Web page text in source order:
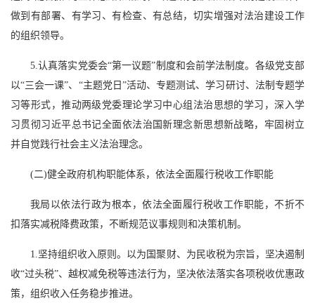
做到有部署、有学习、有检查、有总结，切实增强对法治建设工作
的组织领导。
5.认真落实党委会“第一议题”制度和会前学法制度。各级党支部
以“三会一课”、“主题党日”活动、专题测试、学习研讨、法制专题学
习等形式，推动两级党委理论学习中心组法治思想的学习，深入学
习贯彻习近平总书记全面依法治国新理念新思想新战略，牢固树立
并自觉践行社会主义法治理念。
(二)健全政府机构职能体系，依法全面履行税收工作职能
我局以依法行政为根本，依法全面履行税收工作职能，不折不
扣落实减税降费政策，不断规范议事规则和决策机制。
1.坚持组织收入原则。以为国聚财、为民收税为宗旨，坚决遏制
收“过头税”、越权减免税等违法行为，坚决依法落实各项税收优惠政
策，组织收入任务稳步推进。